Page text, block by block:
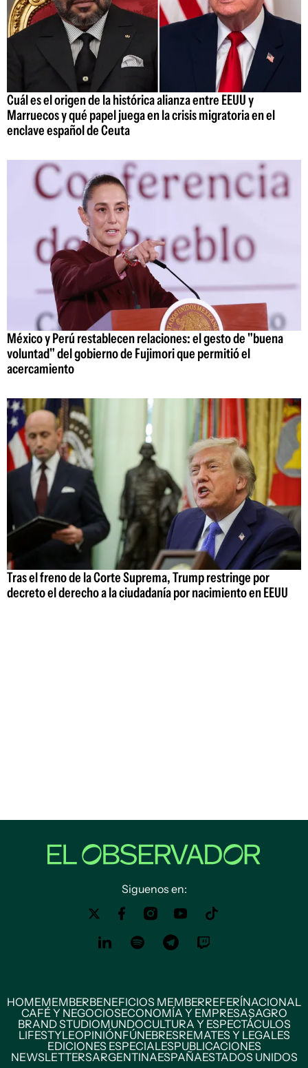
Cuál es el origen de la histórica alianza entre EEUU y
Marruecos y qué papel juega en la crisis migratoria en el
enclave español de Ceuta
México y Perú restablecen relaciones: el gesto de "buena
voluntad" del gobierno de Fujimori que permitió el
acercamiento
Tras el freno de la Corte Suprema, Trump restringe por
decreto el derecho a la ciudadanía por nacimiento en EEUU
Siguenos en:
HOMEMEMBERBENEFICIOS MEMBERREFERÍNACIONAL
CAFÉ Y NEGOCIOSECONOMÍA Y EMPRESASAGRO
BRAND STUDIOMUNDOCULTURA Y ESPECTÁCULOS
LIFESTYLEOPINIÓNFÚNEBRESREMATES Y LEGALES
EDICIONES ESPECIALESPUBLICACIONES
NEWSLETTERSARGENTINAESPAÑAESTADOS UNIDOS